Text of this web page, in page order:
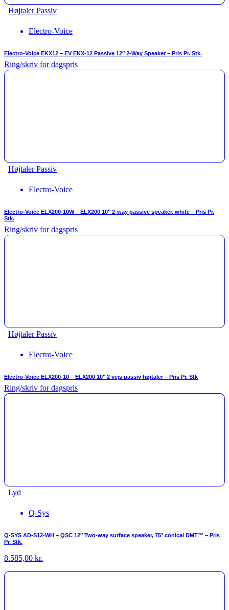
Højtaler Passiv
Electro-Voice
Electro-Voice EKX12 – EV EKX-12 Passive 12″ 2-Way Speaker – Pris Pr. Stk.
Ring/skriv for dagspris
Højtaler Passiv
Electro-Voice
Electro-Voice ELX200-10W – ELX200 10″ 2-way passive speaker, white – Pris Pr.
Stk.
Ring/skriv for dagspris
Højtaler Passiv
Electro-Voice
Electro-Voice ELX200-10 – ELX200 10″ 2 vejs passiv højtaler – Pris Pr. Stk
Ring/skriv for dagspris
Lyd
Q-Sys
Q-SYS AD-S12-WH – QSC 12″ Two-way surface speaker, 75° conical DMT™ – Pris
Pr. Stk.
8.585,00 kr.